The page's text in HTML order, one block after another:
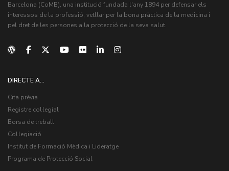
Barcelona (CoMB), una institució fundada l'any 1894 per defensar els
interessos de la professió, vetllar per la bona pràctica de la medicina i
pel dret de les persones a la protecció de la seva salut.
DIRECTE A...
Cita prèvia
Registre col·legial
Borsa de treball
Col·legiació
Institut de Formació Mèdica i Lideratge
Programa de Protecció Social